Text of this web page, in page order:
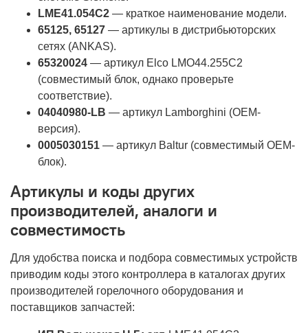
LME41.054C2 — краткое наименование модели.
65125, 65127 — артикулы в дистрибьюторских
сетях (ANKAS).
65320024 — артикул Elco LMO44.255C2
(совместимый блок, однако проверьте
соответствие).
04040980-LB — артикул Lamborghini (OEM-
версия).
0005030151 — артикул Baltur (совместимый OEM-
блок).
Артикулы и коды других
производителей, аналоги и
совместимость
Для удобства поиска и подбора совместимых устройств
приводим коды этого контроллера в каталогах других
производителей горелочного оборудования и
поставщиков запчастей: